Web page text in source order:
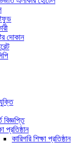
দোকান
বিজ্ঞপ্তি
প্রতিষ্ঠান
কারিগরি শিক্ষা প্রতিষ্ঠান